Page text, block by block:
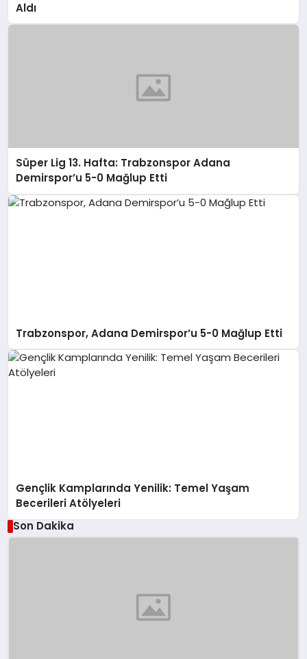
Aldı
Süper Lig 13. Hafta: Trabzonspor Adana
Demirspor’u 5-0 Mağlup Etti
Trabzonspor, Adana Demirspor’u 5-0 Mağlup Etti
Gençlik Kamplarında Yenilik: Temel Yaşam
Becerileri Atölyeleri
Son Dakika